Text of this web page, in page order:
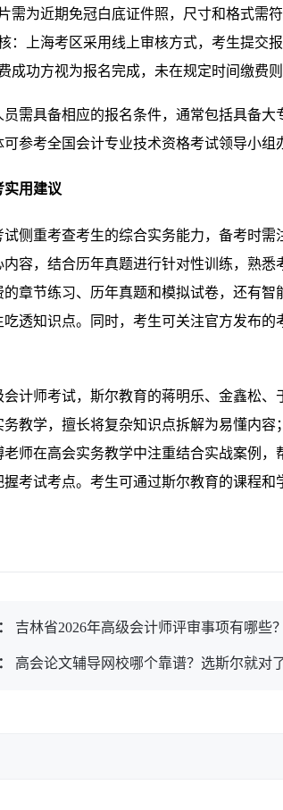
需为近期免冠白底证件照，尺寸和格式需符
：上海考区采用线上审核方式，考生提交
成功方视为报名完成，未在规定时间缴费则
员需具备相应的报名条件，通常包括具备
参考全国会计专业技术资格考试领导小组
实用建议
试侧重考查考生的综合实务能力，备考时
容，结合历年真题进行针对性训练，熟悉
的章节练习、历年真题和模拟试卷，还有
吃透知识点。同时，考生可关注官方发布
会计师考试，斯尔教育的蒋明乐、金鑫松
务教学，擅长将复杂知识点拆解为易懂内
老师在高会实务教学中注重结合实战案例
握考试考点。考生可通过斯尔教育的课程
吉林省2026年高级会计师评审事项有哪些？
高会论文辅导网校哪个靠谱？选斯尔就对